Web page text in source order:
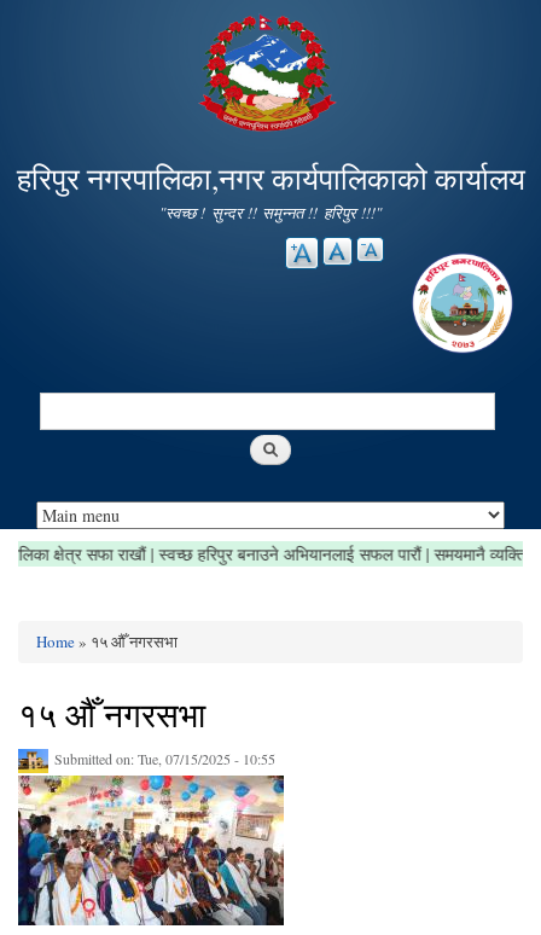
main
content
हरिपुर नगरपालिका,नगर कार्यपालिकाको कार्यालय
"स्वच्छ ! सुन्दर !! समुन्नत !! हरिपुर !!!"
Search
नगरपालिका क्षेत्र सफा राखौं | स्वच्छ हरिपुर बनाउने अभियानलाई सफल पारौं | समयमानै
Home» १५ औँ नगरसभा
१५ औँ नगरसभा
Submitted on:Tue, 07/15/2025 - 10:55